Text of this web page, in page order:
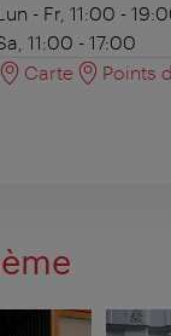
- Fr, 11:00 -
11:00 - 17:00
Carte
Points